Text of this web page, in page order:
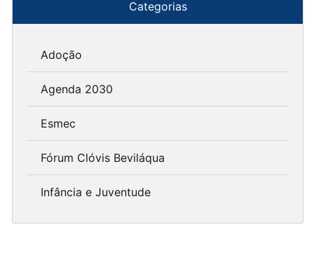
Categorias
Adoção
Agenda 2030
Esmec
Fórum Clóvis Beviláqua
Infância e Juventude